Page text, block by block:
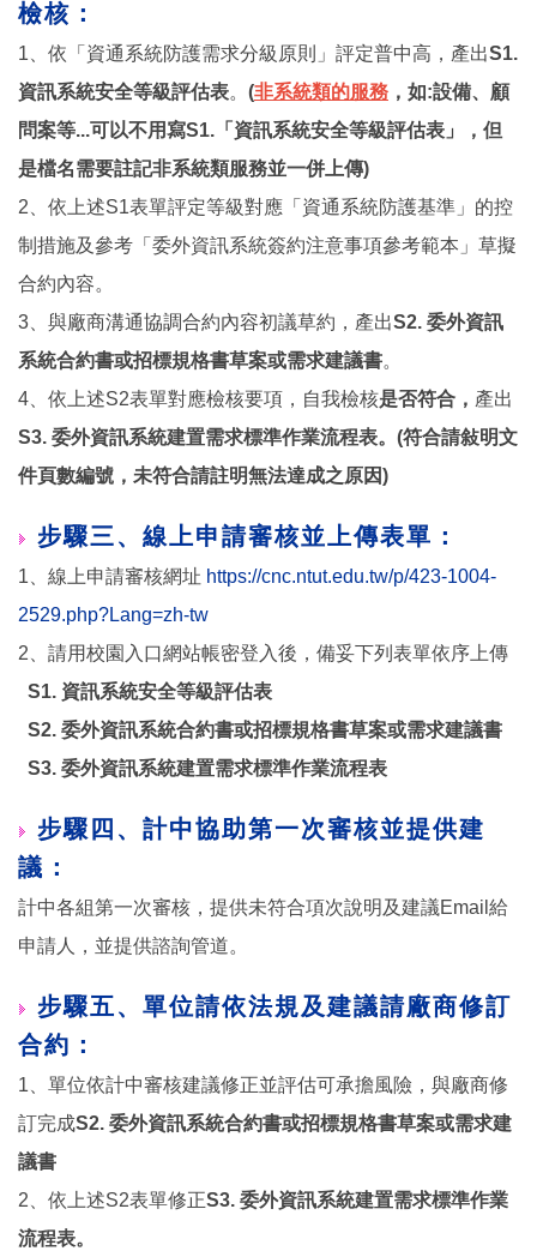
檢核：
1、依「資通系統防護需求分級原則」評定普中高，產出S1.
資訊系統安全等級評估表。 (非系統類的服務 ，如:設備、顧
問案等...可以不用寫S1.「資訊系統安全等級評估表」，但
是檔名需要註記非系統類服務並一併上傳)
2、依上述S1表單評定等級對應「資通系統防護基準」的控
制措施及參考「委外資訊系統簽約注意事項參考範本」草擬
合約內容。
3、與廠商溝通協調合約內容初議草約，產出S2. 委外資訊
系統合約書或招標規格書草案或需求建議書。
4、依上述S2表單對應檢核要項，自我檢核是否符合， 產出
S3. 委外資訊系統建置需求標準作業流程表。(符合請敍明文
件頁數編號，未符合請註明無法達成之原因)
步驟三、線上申請審核並上傳表單：
1、線上申請審核網址 https://cnc.ntut.edu.tw/p/423-1004-
2529.php?Lang=zh-tw
2、請用校園入口網站帳密登入後，備妥下列表單依序上傳
S1. 資訊系統安全等級評估表
S2. 委外資訊系統合約書或招標規格書草案或需求建議書
S3. 委外資訊系統建置需求標準作業流程表
步驟四、計中協助第一次審核並提供建
議：
計中各組第一次審核，提供未符合項次說明及建議Email給
申請人，並提供諮詢管道。
步驟五、單位請依法規及建議請廠商修訂
合約：
1、單位依計中審核建議修正並評估可承擔風險，與廠商修
訂完成S2. 委外資訊系統合約書或招標規格書草案或需求建
議書
2、依上述S2表單修正S3. 委外資訊系統建置需求標準作業
流程表。